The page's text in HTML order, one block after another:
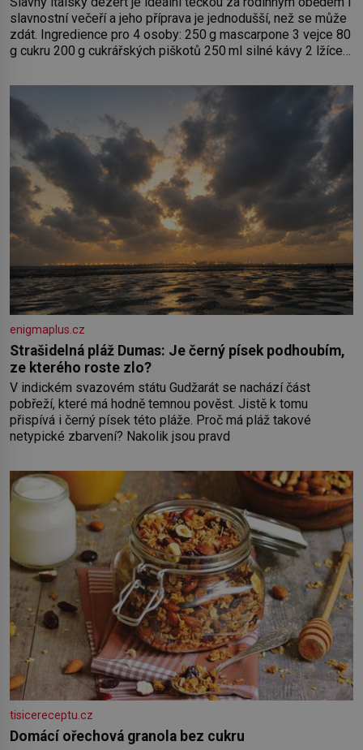
slavnostní večeří a jeho příprava je jednodušší, než se může
zdát. Ingredience pro 4 osoby: 250 g mascarpone 3 vejce 80
g cukru 200 g cukrářských piškotů 250 ml silné kávy 2 lžíce
bílků. Žloutky vyšlehejte s cukrem do světlé pěny a postupně
do nich vmíchejte mascarpone, aby vznikl hladký
enigmaplus.cz
Strašidelná pláž Dumas: Je černý písek podhoubím,
ze kterého roste zlo?
V indickém svazovém státu Gudžarát se nachází část
pobřeží, které má hodně temnou pověst. Jistě k tomu
přispívá i černý písek této pláže. Proč má pláž takové
netypické zbarvení? Nakolik jsou pravd
tisicereceptu.cz
Domácí ořechová granola bez cukru